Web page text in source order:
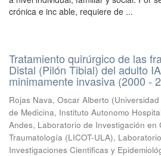
crónica e inc able, requiere de ...
Tratamiento quirúrgico de las
Distal (Pilón Tibial) del adulto
minimamente invasiva (2000 -
Rojas Nava, Oscar Alberto (
de Medicina, Instituto Autonomo
Andes, Laboratorio de Investigación en
Traumatología (LICOT-ULA),
Investigaciones Cientificas y